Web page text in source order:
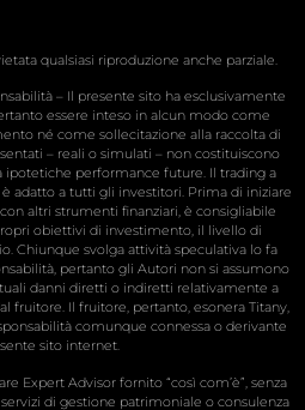
qualsiasi riproduzione anche parziale.
– Il presente sito ha esclusivamente
essere inteso in alcun modo come
né come sollecitazione alla raccolta di
– reali o simulati – non costituiscono
ipotetiche performance future. Il trading a
adatto a tutti gli investitori. Prima di iniziare
altri strumenti finanziari, è consigliabile
obiettivi di investimento, il livello di
Chiunque svolga attività speculativa lo fa
pertanto gli Autori non si assumono
danni diretti o indiretti relativamente a
fruitore. Il fruitore, pertanto, esonera Titany,
comunque connessa o derivante
sito internet.
Expert Advisor fornito “così com’è”, senza
di gestione patrimoniale o consulenza